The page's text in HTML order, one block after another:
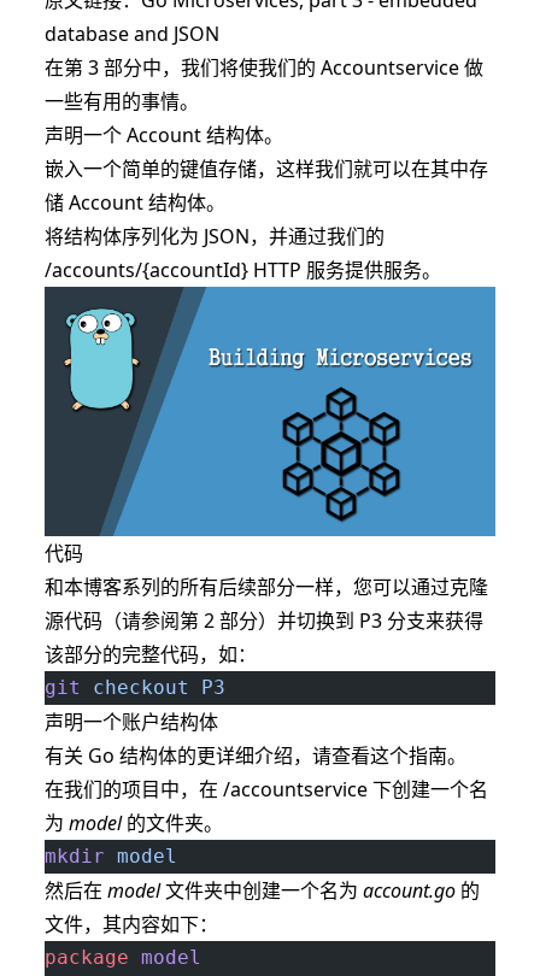
database and JSON
在第 3 部分中，我们将使我们的 Accountservice 做
一些有用的事情。
声明一个 Account 结构体。
嵌入一​​个简单的键值存储，这样我们就可以在其中存
储 Account 结构体。
将结构体序列化为 JSON，并通过我们的
/accounts/{accountId} HTTP 服务提供服务。
代码
和本博客系列的所有后续部分一样，您可以通过克隆
源代码（请参阅第 2 部分）并切换到 P3 分支来获得
该部分的完整代码，如：
git checkout P3
声明一个账户结构体
有关 Go 结构体的更详细介绍，请查看这个指南。
在我们的项目中，在 /accountservice 下创建一个名
为model的文件夹。
mkdir model
然后在model文件夹中创建一个名为account.go 的
文件，其内容如下：
package model